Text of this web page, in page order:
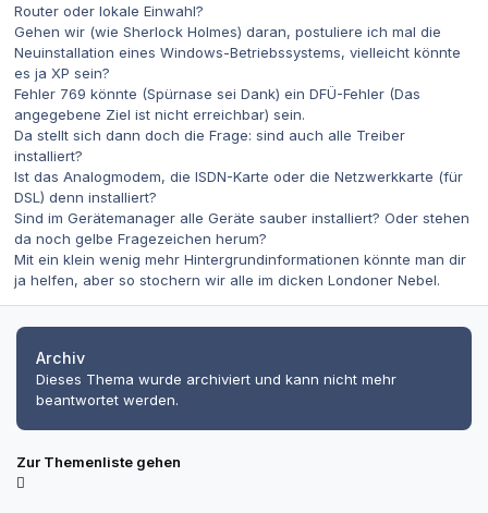
Router oder lokale Einwahl?
Gehen wir (wie Sherlock Holmes) daran, postuliere ich mal die
Neuinstallation eines Windows-Betriebssystems, vielleicht könnte
es ja XP sein?
Fehler 769 könnte (Spürnase sei Dank) ein DFÜ-Fehler (Das
angegebene Ziel ist nicht erreichbar) sein.
Da stellt sich dann doch die Frage: sind auch alle Treiber
installiert?
Ist das Analogmodem, die ISDN-Karte oder die Netzwerkkarte (für
DSL) denn installiert?
Sind im Gerätemanager alle Geräte sauber installiert? Oder stehen
da noch gelbe Fragezeichen herum?
Mit ein klein wenig mehr Hintergrundinformationen könnte man dir
ja helfen, aber so stochern wir alle im dicken Londoner Nebel.
Archiv
Dieses Thema wurde archiviert und kann nicht mehr
beantwortet werden.
Zur Themenliste gehen